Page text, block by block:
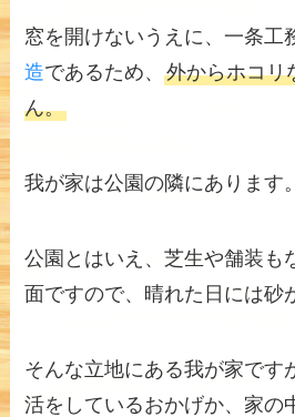
窓を開けないうえに、一条工
造であるため、外からホコリ
ん。
我が家は公園の隣にあります。
公園とはいえ、芝生や舗装も
面ですので、晴れた日には砂
そんな立地にある我が家です
活をしているおかげか、家の